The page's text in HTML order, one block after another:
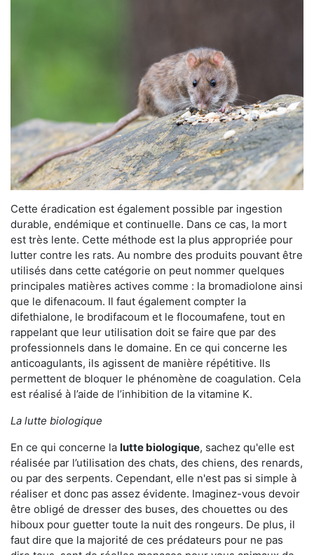
Cette éradication est également possible par ingestion
durable, endémique et continuelle. Dans ce cas, la mort
est très lente. Cette méthode est la plus appropriée pour
lutter contre les rats. Au nombre des produits pouvant être
utilisés dans cette catégorie on peut nommer quelques
principales matières actives comme : la bromadiolone ainsi
que le difenacoum. Il faut également compter la
difethialone, le brodifacoum et le flocoumafene, tout en
rappelant que leur utilisation doit se faire que par des
professionnels dans le domaine. En ce qui concerne les
anticoagulants, ils agissent de manière répétitive. Ils
permettent de bloquer le phénomène de coagulation. Cela
est réalisé à l’aide de l’inhibition de la vitamine K.
La lutte biologique
En ce qui concerne la lutte biologique, sachez qu'elle est
réalisée par l’utilisation des chats, des chiens, des renards,
ou par des serpents. Cependant, elle n'est pas si simple à
réaliser et donc pas assez évidente. Imaginez-vous devoir
être obligé de dresser des buses, des chouettes ou des
hiboux pour guetter toute la nuit des rongeurs. De plus, il
faut dire que la majorité de ces prédateurs pour ne pas